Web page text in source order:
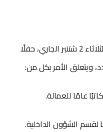
شهدت عمالة إقليم سطات، يوم الثلاثاء 2 شتنبر الجاري، حفلًا
ويتعلق الأمر بكل من:
عامًا للعمالة.
لقسم الشؤون الداخلية.